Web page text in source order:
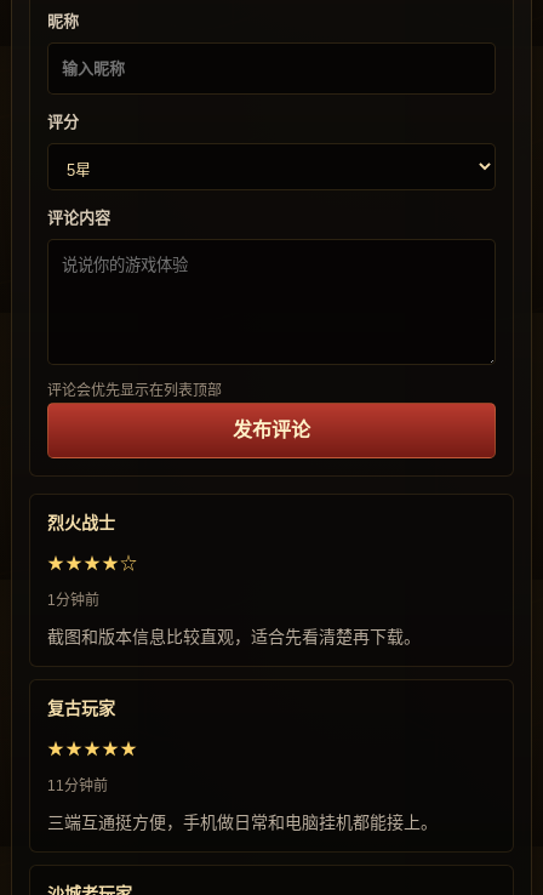
昵称
评分
评论内容
评论会优先显示在列表顶部
发布评论
烈火战士
★★★★☆
1分钟前
截图和版本信息比较直观，适合先看清楚再下载。
复古玩家
★★★★★
11分钟前
三端互通挺方便，手机做日常和电脑挂机都能接上。